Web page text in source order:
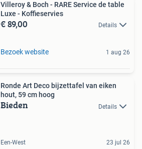
Villeroy & Boch - RARE Service de table
Luxe - Koffieservies
€ 89,00 Details
Bezoek website 1 aug 26
Ronde Art Deco bijzettafel van eiken
hout, 59 cm hoog
Bieden Details
Een-West 23 jul 26